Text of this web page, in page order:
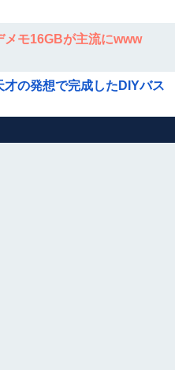
メモ16GBが主流にwww
の発想で完成したDIYバス